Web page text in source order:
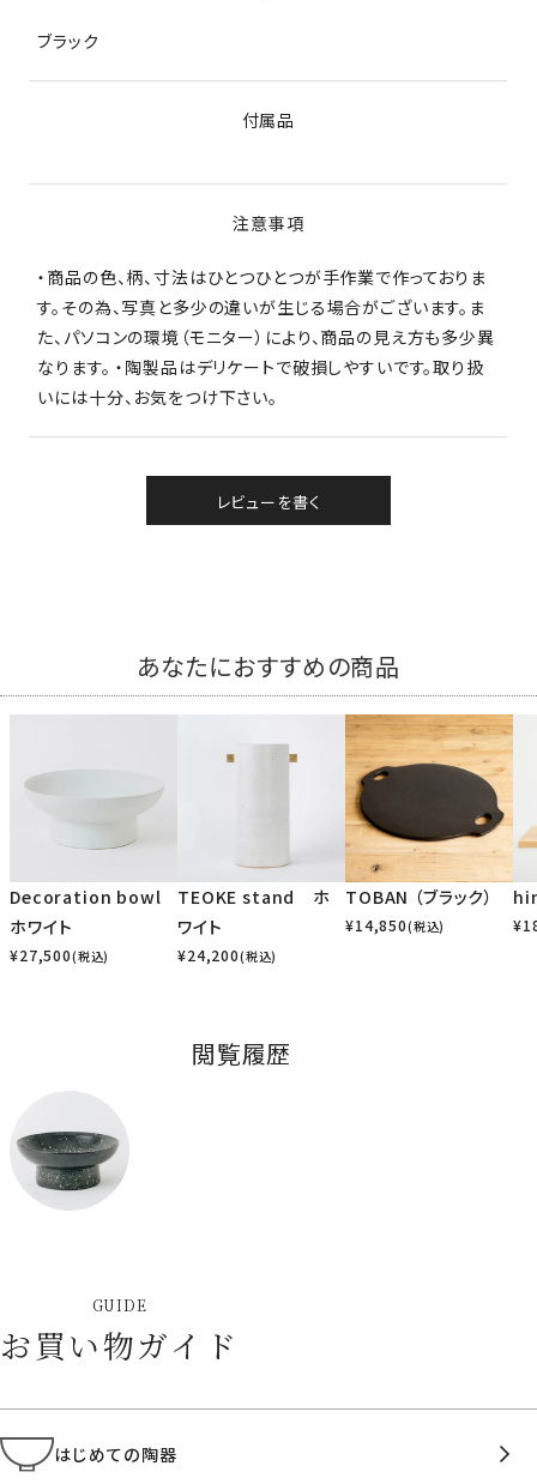
ブラック
付属品
注意事項
・商品の色、柄、寸法はひとつひとつが手作業で作っておりま
す。その為、写真と多少の違いが生じる場合がございます。ま
た、パソコンの環境（モニター）により、商品の見え方も多少異
なります。 ・陶製品はデリケートで破損しやすいです。取り扱
いには十分、お気をつけ下さい。
レビューを書く
あなたにおすすめの商品
Decoration bowl
ホワイト
¥27,500(税込)
TEOKE stand ホ
ワイト
¥24,200(税込)
TOBAN （ブラック）
¥14,850(税込) ¥
閲覧履歴
GUIDE
お買い物ガイド
はじめての陶器